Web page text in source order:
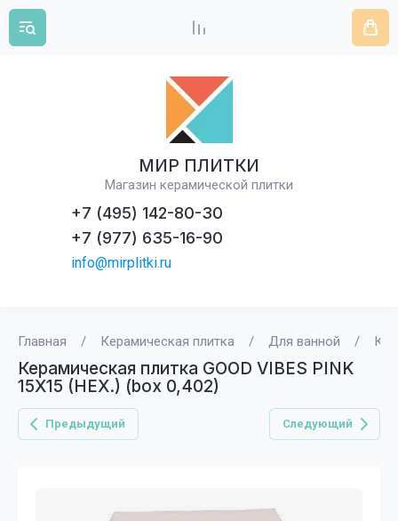
МИР ПЛИТКИ
Магазин керамической плитки
+7 (495) 142-80-30
+7 (977) 635-16-90
info@mirplitki.ru
Главная / Керамическая плитка / Для ванной /
Керамическая плитка GOOD VIBES PINK
15X15 (HEX.) (box 0,402)
Предыдущий Следующий